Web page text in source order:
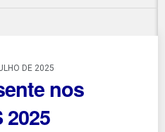
DE 2025
nos
2025